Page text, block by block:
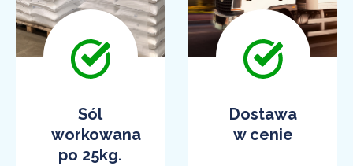
Sól
workowana
po 25kg.
Dostawa
w cenie